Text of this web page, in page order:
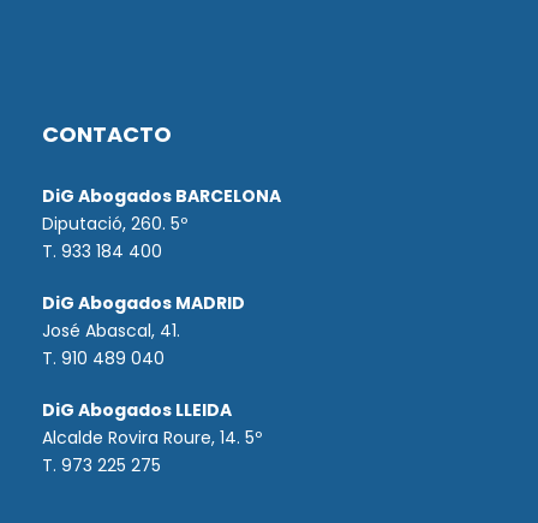
CONTACTO
DiG Abogados BARCELONA
Diputació, 260. 5º
T. 933 184 400
DiG Abogados MADRID
José Abascal, 41.
T. 910 489 040
DiG Abogados LLEIDA
Alcalde Rovira Roure, 14. 5º
T. 973 225 275